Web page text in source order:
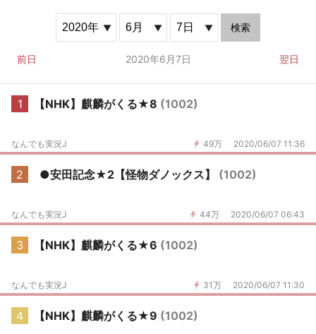
検索
前日 2020年6月7日 翌日
1 【NHK】麒麟がくる★8 (1002)
49万 2020/06/07 11:36
なんでも実況J
2 ●安田記念★2【怪物ダノックス】 (1002)
44万 2020/06/07 06:43
なんでも実況J
3 【NHK】麒麟がくる★6 (1002)
31万 2020/06/07 11:30
なんでも実況J
4 【NHK】麒麟がくる★9 (1002)